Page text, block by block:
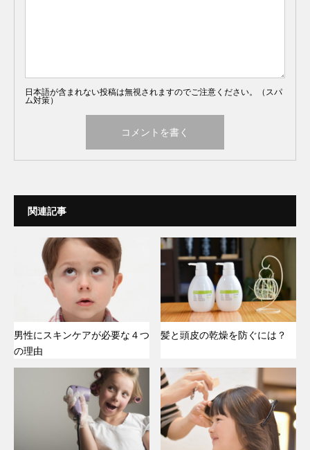
日本語が含まれない投稿は無視されますのでご注意ください。（スパ
ム対策）
関連記事
男性にスキンケアが必要な４つ
の理由
髪と頭皮の乾燥を防ぐには？